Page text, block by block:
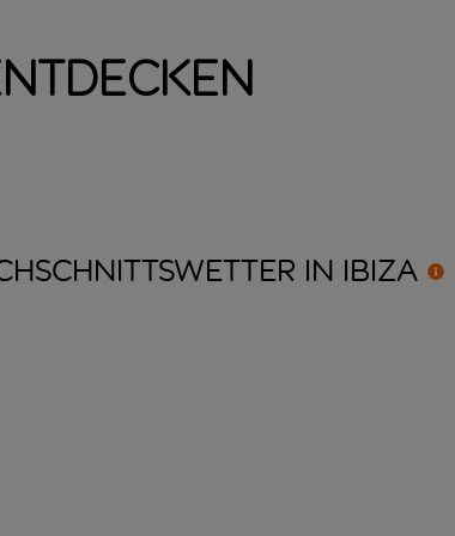
IN IBIZA